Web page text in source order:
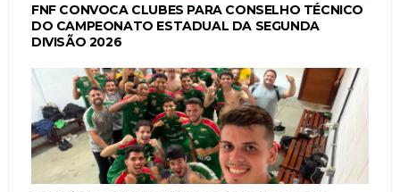
FNF CONVOCA CLUBES PARA CONSELHO TÉCNICO
DO CAMPEONATO ESTADUAL DA SEGUNDA
DIVISÃO 2026